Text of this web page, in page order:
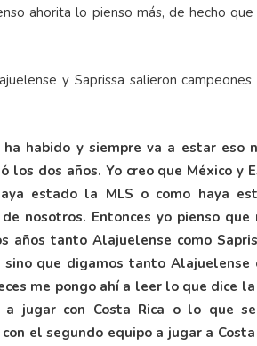
ahorita lo pienso más, de hecho
y Saprissa salieron campeones
habido y siempre va a estar eso
los dos años. Yo creo que México y
estado la MLS o como haya
nosotros. Entonces yo pienso que
años tanto Alajuelense como
que digamos tanto Alajuelense
me pongo ahí a leer lo que dice
jugar con Costa Rica o lo que
el segundo equipo a jugar a